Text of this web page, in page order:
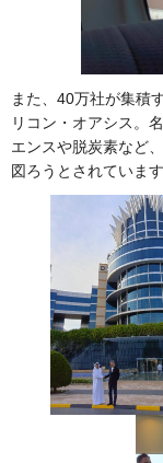
また、40万社が集積
リコン・オアシス。
エンスや脱炭素など
図ろうとされています